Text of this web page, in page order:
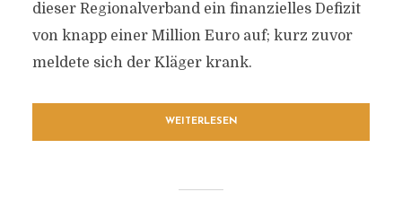
dieser Regionalverband ein finanzielles Defizit
von knapp einer Million Euro auf; kurz zuvor
meldete sich der Kläger krank.
WEITERLESEN